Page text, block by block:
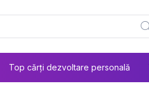
Top cărți dezvoltare personală